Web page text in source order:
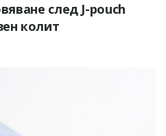
след J-pouch
колит